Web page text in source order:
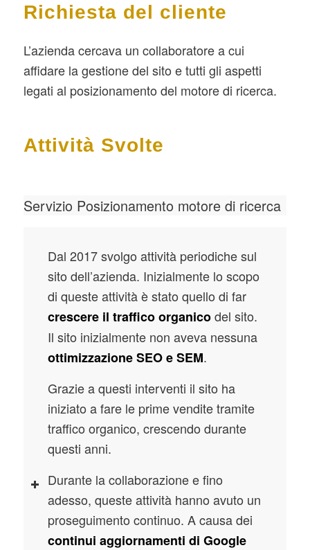
Richiesta del cliente
L’azienda cercava un collaboratore a cui
affidare la gestione del sito e tutti gli aspetti
legati al posizionamento del motore di ricerca.
Attività Svolte
Servizio Posizionamento motore di ricerca
Dal 2017 svolgo attività periodiche sul
sito dell’azienda. Inizialmente lo scopo
di queste attività è stato quello di far
crescere il traffico organicodel sito.
Il sito inizialmente non aveva nessuna
ottimizzazione SEO e SEM.
Grazie a questi interventi il sito ha
iniziato a fare le prime vendite tramite
traffico organico, crescendo durante
questi anni.
Durante la collaborazione e fino
adesso, queste attività hanno avuto un
proseguimento continuo. A causa dei
continui aggiornamenti di Google